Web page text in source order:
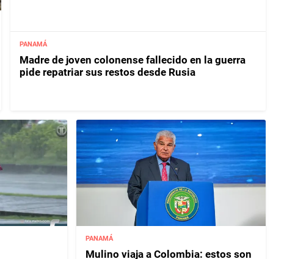
PANAMÁ
Madre de joven colonense fallecido en la guerra
pide repatriar sus restos desde Rusia
PANAMÁ
Mulino viaja a Colombia: estos son